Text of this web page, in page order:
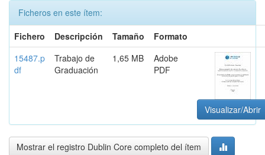
Ficheros en este ítem:
Fichero
Descripción Tamaño
Formato
15487.p
df
Trabajo de
Graduación
1,65 MB
Adobe
PDF
Visualizar/Abrir
Mostrar el registro Dublin Core completo del ítem